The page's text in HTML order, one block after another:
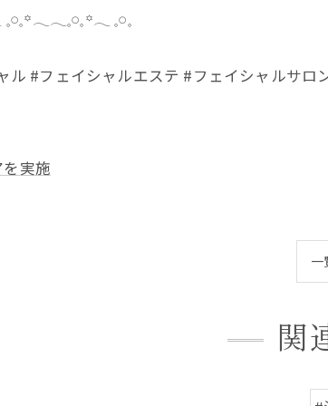
𓈒𓏸𓈒
ル #フェイシャルエステ #フェイシャルサ
実施
一
関